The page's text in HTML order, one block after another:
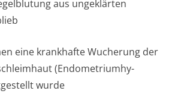
aus ungeklärten
eine krankhafte Wucherung der
(Endometriumhy­
wurde